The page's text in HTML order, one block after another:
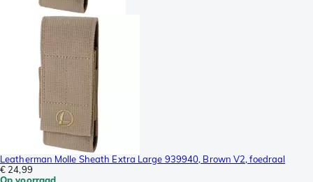
Leatherman Molle Sheath Extra Large 939940, Brown V2, foedraal
€ 24,99